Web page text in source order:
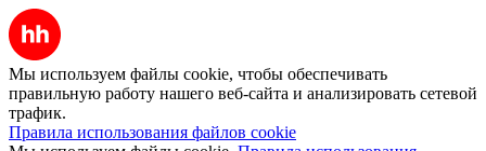
Мы используем файлы cookie, чтобы обеспечивать
правильную работу нашего веб-сайта и анализировать сетевой
трафик.
Правила использования файлов cookie